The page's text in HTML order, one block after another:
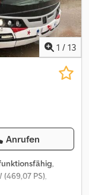
Lufttür vorne,
Kopfstützen,
Außenspiegel1 / 13
Anrufen
,
(469,07 PS),